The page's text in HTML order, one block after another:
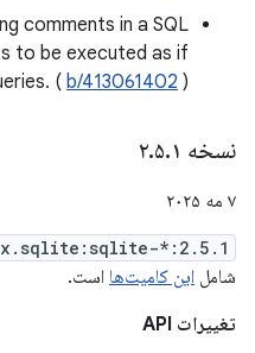
comments in a SQL
to be executed as if
( b/413061402 )
نسخه ۲ .۵.۱
۷ مه ۲۰۲۵
*:2.5.1
شامل این کامیت‌ها است.
تغییرات API